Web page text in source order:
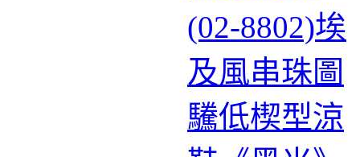
(02-8802)埃
及風串珠圖
驣低楔型涼